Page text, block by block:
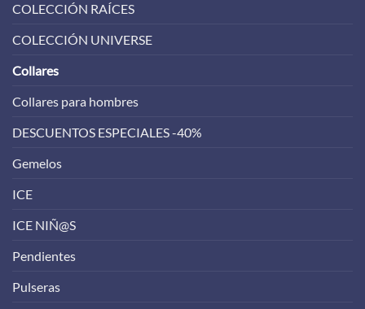
COLECCIÓN RAÍCES
COLECCIÓN UNIVERSE
Collares
Collares para hombres
DESCUENTOS ESPECIALES -40%
Gemelos
ICE
ICE NIÑ@S
Pendientes
Pulseras